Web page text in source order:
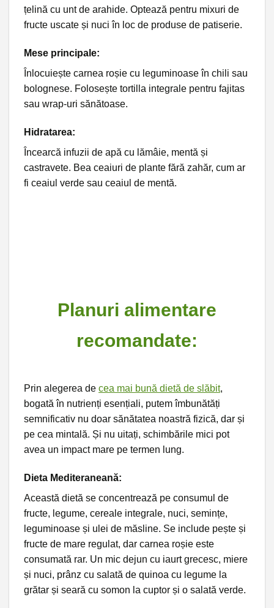
țelină cu unt de arahide. Optează pentru mixuri de
fructe uscate și nuci în loc de produse de patiserie.
Mese principale:
Înlocuiește carnea roșie cu leguminoase în chili sau
bolognese. Folosește tortilla integrale pentru fajitas
sau wrap-uri sănătoase.
Hidratarea:
Încearcă infuzii de apă cu lămâie, mentă și
castravete. Bea ceaiuri de plante fără zahăr, cum ar
fi ceaiul verde sau ceaiul de mentă.
Planuri alimentare
recomandate:
Prin alegerea de cea mai bună dietă de slăbit,
bogată în nutrienți esențiali, putem îmbunătăți
semnificativ nu doar sănătatea noastră fizică, dar și
pe cea mintală. Și nu uitați, schimbările mici pot
avea un impact mare pe termen lung.
Dieta Mediteraneană:
Această dietă se concentrează pe consumul de
fructe, legume, cereale integrale, nuci, semințe,
leguminoase și ulei de măsline. Se include pește și
fructe de mare regulat, dar carnea roșie este
consumată rar. Un mic dejun cu iaurt grecesc, miere
și nuci, prânz cu salată de quinoa cu legume la
grătar și seară cu somon la cuptor și o salată verde.